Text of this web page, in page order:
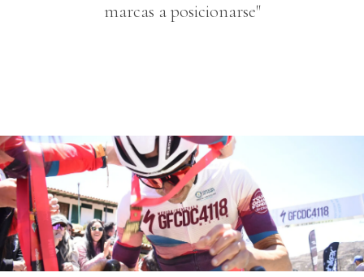
marcas a posicionarse"